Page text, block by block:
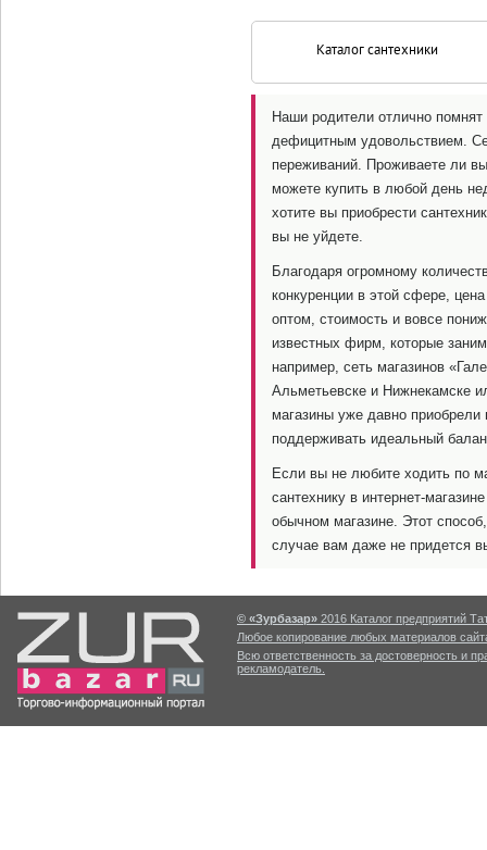
Каталог сантехники
Наши родители отлично
дефицитным удовольствием.
переживаний. Проживаете ли
можете купить в любой день
хотите вы приобрести
вы не уйдете.
Благодаря огромному
конкуренции в этой сфере,
оптом, стоимость и вовсе
известных фирм, которые
например, сеть магазинов
Альметьевске и Нижнекамске
магазины уже давно
поддерживать идеальный
Если вы не любите ходить по
сантехнику в интернет-
обычном магазине. Этот
случае вам даже не придется
© «Зурбазар» 2016 Каталог предприятий
Любое копирование любых материалов
Всю ответственность за достоверность и
рекламодатель.